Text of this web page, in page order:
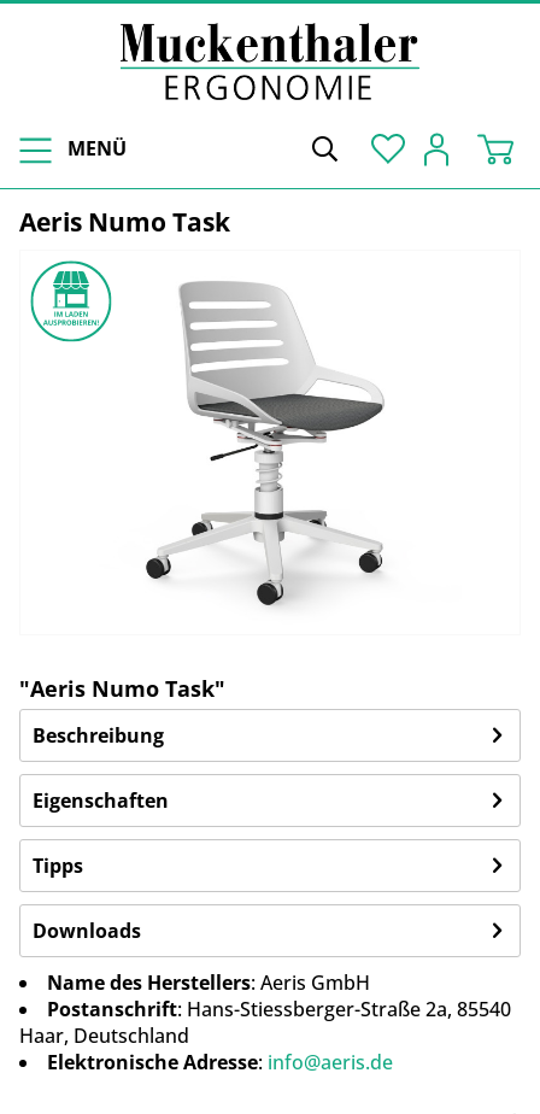
MENÜ
Aeris Numo Task
"Aeris Numo Task"
Beschreibung
Eigenschaften
Tipps
Downloads
Name des Herstellers: Aeris GmbH
Postanschrift: Hans-Stiessberger-Straße 2a, 85540
Haar, Deutschland
Elektronische Adresse: info@aeris.de